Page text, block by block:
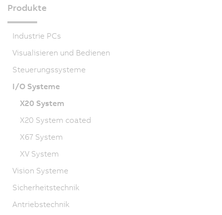
Produkte
Industrie PCs
Visualisieren und Bedienen
Steuerungssysteme
I/O Systeme
X20 System
X20 System coated
X67 System
XV System
Vision Systeme
Sicherheitstechnik
Antriebstechnik